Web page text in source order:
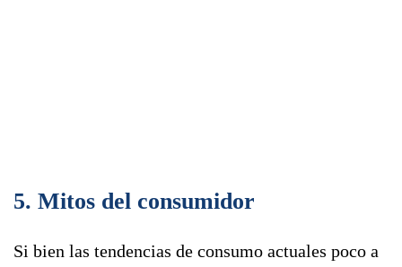
5. Mitos del consumidor
Si bien las tendencias de consumo actuales poco a